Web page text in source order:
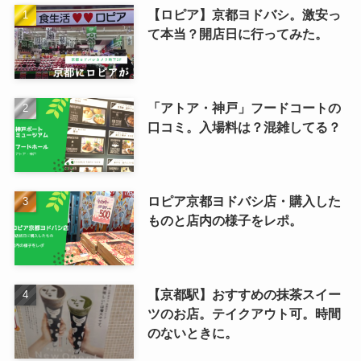
【ロピア】京都ヨドバシ。激安っ
て本当？開店日に行ってみた。
「アトア・神戸」フードコートの
口コミ。入場料は？混雑してる？
ロピア京都ヨドバシ店・購入した
ものと店内の様子をレポ。
【京都駅】おすすめの抹茶スイー
ツのお店。テイクアウト可。時間
のないときに。